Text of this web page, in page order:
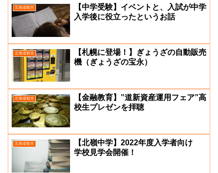
北海道観光
【中学受験】イベントと、入試が中学
入学後に役立ったというお話
北海道観光
【札幌に登場！】ぎょうざの自動販売
機（ぎょうざの宝永）
北海道観光
【金融教育】”道新資産運用フェア”高
校生プレゼンを拝聴
北海道観光
【北嶺中学】2022年度入学者向け
学校見学会開催！